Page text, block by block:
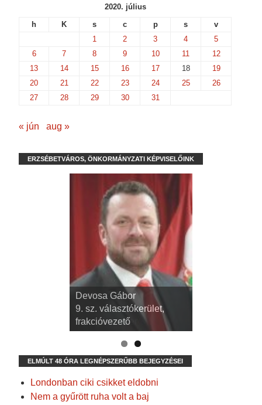
2020. július
h
K s c p s
v
1
2 3 4
5
6
7 8 9 10 11
12
13
14 15 16 17 18
19
20
21 22 23 24 25
26
27
28 29 30 31
« jún aug »
ERZSÉBETVÁROS, ÖNKORMÁNYZATI KÉPVISELŐINK
dr. Kispál Tibor
3. sz. választókerület,
alpolgármester
Devosa Gábor
9. sz. választókerület,
frakcióvezető
ELMÚLT 48 ÓRA LEGNÉPSZERŰBB BEJEGYZÉSEI
Londonban ciki csikket eldobni
Nem a gyűrött ruha volt a baj